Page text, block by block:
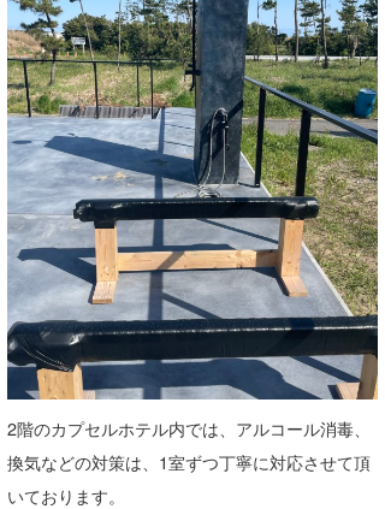
2階のカプセルホテル内では、アルコール消毒、
換気などの対策は、1室ずつ丁寧に対応させて頂
いております。
三輪予報士
小川予報士
上田純子
上條将美
唐澤予報士
SancheZ
ゴン
米山予報士
wanda